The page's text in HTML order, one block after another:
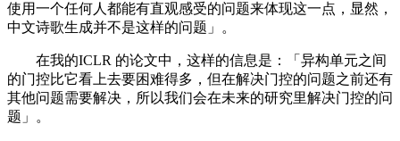
使用一个任何人都能有直观感受的问题来体现这一点，显然，
中文诗歌生成并不是这样的问题」。
在我的ICLR 的论文中，这样的信息是：「异构单元之间
的门控比它看上去要困难得多，但在解决门控的问题之前还有
其他问题需要解决，所以我们会在未来的研究里解决门控的问
题」。